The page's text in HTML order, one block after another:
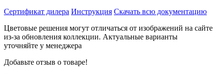
Сертификат дилера Инструкция Скачать всю документацию
Цветовые решения могут отличаться от изображений на сайте
из-за обновления коллекции. Актуальные варианты
уточняйте у менеджера
Добавьте отзыв о товаре!